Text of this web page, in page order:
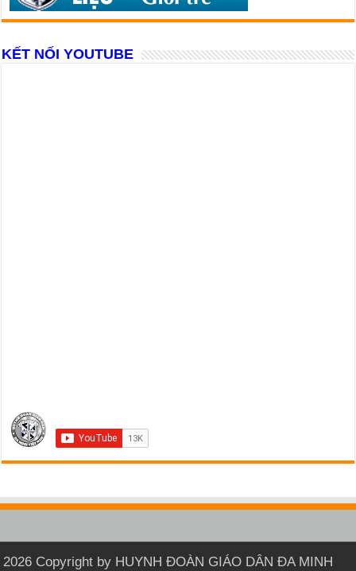
KẾT NỐI YOUTUBE
2026 Copyright by HUYNH ĐOÀN GIÁO DÂN ĐA MINH